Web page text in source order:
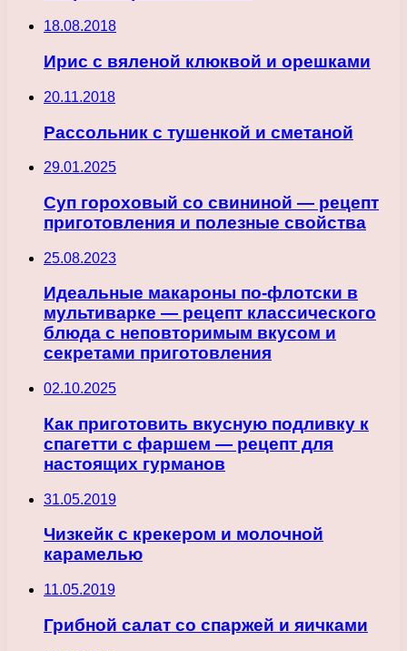
18.08.2018
Ирис с вяленой клюквой и орешками
20.11.2018
Рассольник с тушенкой и сметаной
29.01.2025
Суп гороховый со свининой — рецепт
приготовления и полезные свойства
25.08.2023
Идеальные макароны по-флотски в
мультиварке — рецепт классического
блюда с неповторимым вкусом и
секретами приготовления
02.10.2025
Как приготовить вкусную подливку к
спагетти с фаршем — рецепт для
настоящих гурманов
31.05.2019
Чизкейк с крекером и молочной
карамелью
11.05.2019
Грибной салат со спаржей и яичками